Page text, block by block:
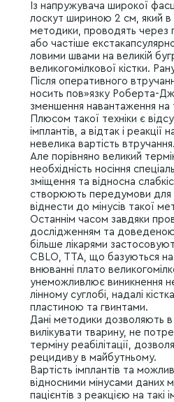
Із напружувача широкої
лоскут шириною 2 см, який в
методики, проводять через
або частіше
ловими швами на великій
великогомілкової кістки.
Після оперативного
носить пов»язку Роберта-
зменшення навантаження на
Плюсом такої техніки є
імплантів, а відтак і реакції
невелика вартість втручання.
Але порівняно великий термін
необхідність носіння
зміщення та відносна
створюють передумови
віднести до мінусів такої
Останнім часом завдяки
дослідженням та
більше лікарями
CBLO, TTA, що базуються на
внюванні плато
унеможливлює виникнення
лінному суглобі, надалі
пластиною та гвинтами.
Дані методики дозволяють в
вилікувати тварину, не
терміну реабілітації,
рецидиву в майбутньому.
Вартість імплантів та
відносними мінусами даних
пацієнтів з реакцією на такі